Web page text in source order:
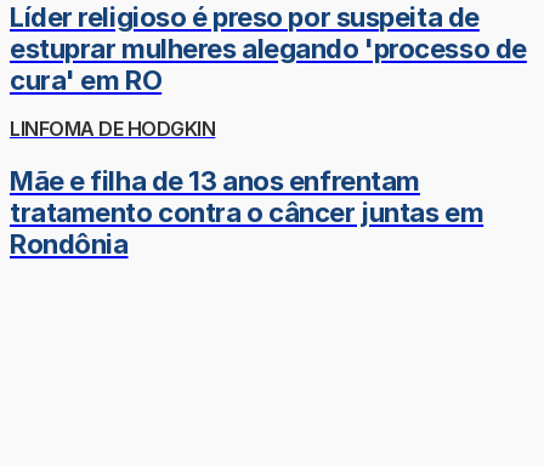
Líder religioso é preso por suspeita de
estuprar mulheres alegando 'processo de
cura' em RO
LINFOMA DE HODGKIN
Mãe e filha de 13 anos enfrentam
tratamento contra o câncer juntas em
Rondônia